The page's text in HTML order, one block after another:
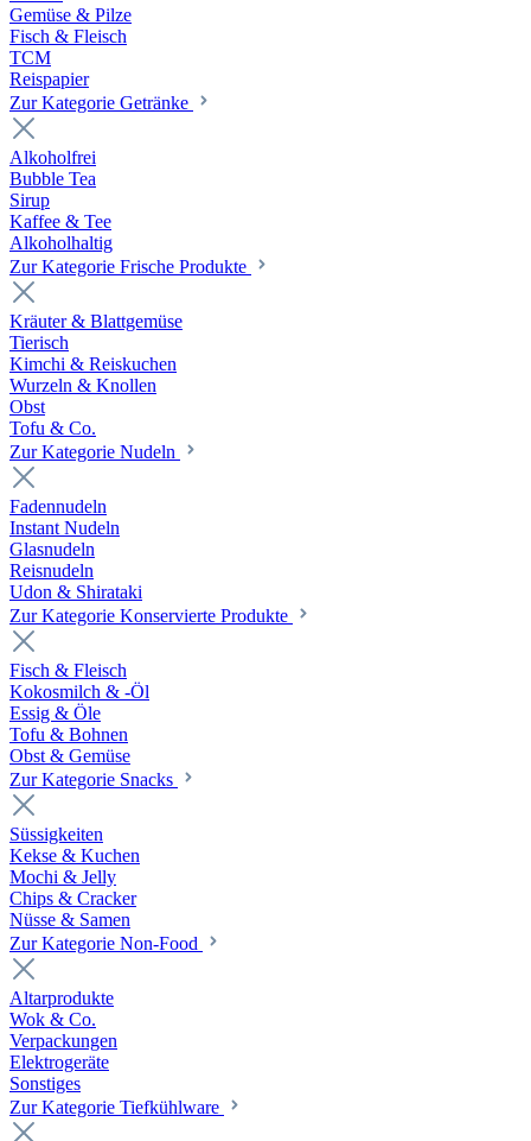
Gemüse & Pilze
Fisch & Fleisch
TCM
Reispapier
Zur Kategorie Getränke
Alkoholfrei
Bubble Tea
Sirup
Kaffee & Tee
Alkoholhaltig
Zur Kategorie Frische Produkte
Kräuter & Blattgemüse
Tierisch
Kimchi & Reiskuchen
Wurzeln & Knollen
Obst
Tofu & Co.
Zur Kategorie Nudeln
Fadennudeln
Instant Nudeln
Glasnudeln
Reisnudeln
Udon & Shirataki
Zur Kategorie Konservierte Produkte
Fisch & Fleisch
Kokosmilch & -Öl
Essig & Öle
Tofu & Bohnen
Obst & Gemüse
Zur Kategorie Snacks
Süssigkeiten
Kekse & Kuchen
Mochi & Jelly
Chips & Cracker
Nüsse & Samen
Zur Kategorie Non-Food
Altarprodukte
Wok & Co.
Verpackungen
Elektrogeräte
Sonstiges
Zur Kategorie Tiefkühlware